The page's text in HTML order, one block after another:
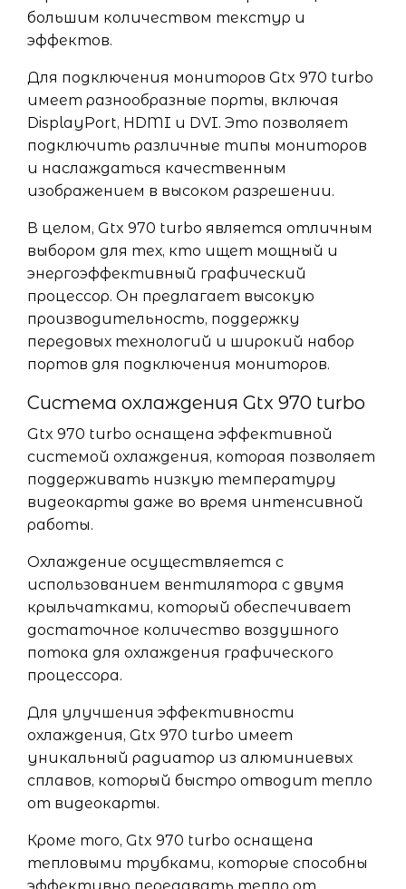
большим количеством текстур и
эффектов.
Для подключения мониторов Gtx 970 turbo
имеет разнообразные порты, включая
DisplayPort, HDMI и DVI. Это позволяет
подключить различные типы мониторов
и наслаждаться качественным
изображением в высоком разрешении.
В целом, Gtx 970 turbo является отличным
выбором для тех, кто ищет мощный и
энергоэффективный графический
процессор. Он предлагает высокую
производительность, поддержку
передовых технологий и широкий набор
портов для подключения мониторов.
Система охлаждения Gtx 970 turbo
Gtx 970 turbo оснащена эффективной
системой охлаждения, которая позволяет
поддерживать низкую температуру
видеокарты даже во время интенсивной
работы.
Охлаждение осуществляется с
использованием вентилятора с двумя
крыльчатками, который обеспечивает
достаточное количество воздушного
потока для охлаждения графического
процессора.
Для улучшения эффективности
охлаждения, Gtx 970 turbo имеет
уникальный радиатор из алюминиевых
сплавов, который быстро отводит тепло
от видеокарты.
Кроме того, Gtx 970 turbo оснащена
тепловыми трубками, которые способны